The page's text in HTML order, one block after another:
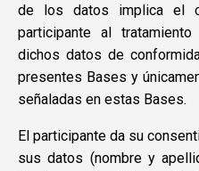
de los datos implica el
participante al
dichos datos de
presentes Bases y
señaladas en estas Bases.
El participante da su
sus datos (nombre y